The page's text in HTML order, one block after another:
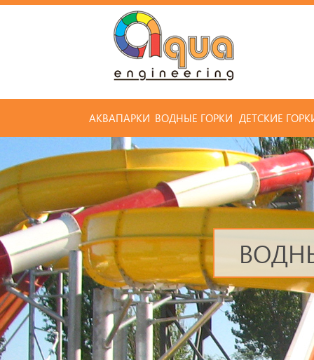
АКВАПАРКИ ВОДНЫЕ ГОРКИ ДЕТСКИЕ